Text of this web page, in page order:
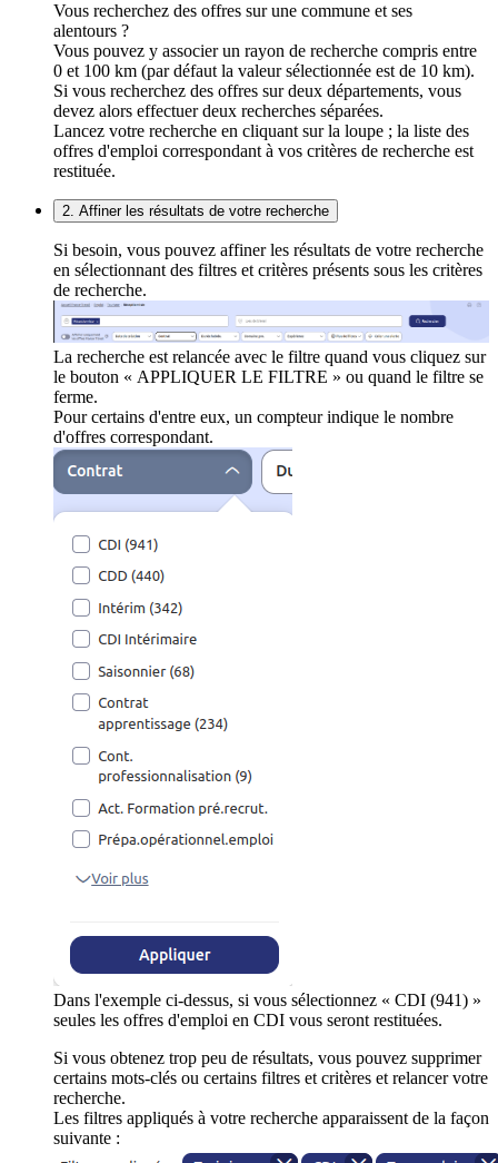
Vous recherchez des offres sur une commune et ses
alentours ?
Vous pouvez y associer un rayon de recherche compris entre
0 et 100 km (par défaut la valeur sélectionnée est de 10 km).
Si vous recherchez des offres sur deux départements, vous
devez alors effectuer deux recherches séparées.
Lancez votre recherche en cliquant sur la loupe ; la liste des
offres d'emploi correspondant à vos critères de recherche est
restituée.
2. Affiner les résultats de votre recherche
Si besoin, vous pouvez affiner les résultats de votre recherche
en sélectionnant des filtres et critères présents sous les critères
de recherche.
La recherche est relancée avec le filtre quand vous cliquez sur
le bouton « APPLIQUER LE FILTRE » ou quand le filtre se
ferme.
Pour certains d'entre eux, un compteur indique le nombre
d'offres correspondant.
Dans l'exemple ci-dessus, si vous sélectionnez « CDI (941) »
seules les offres d'emploi en CDI vous seront restituées.
Si vous obtenez trop peu de résultats, vous pouvez supprimer
certains mots-clés ou certains filtres et critères et relancer votre
recherche.
Les filtres appliqués à votre recherche apparaissent de la façon
suivante :